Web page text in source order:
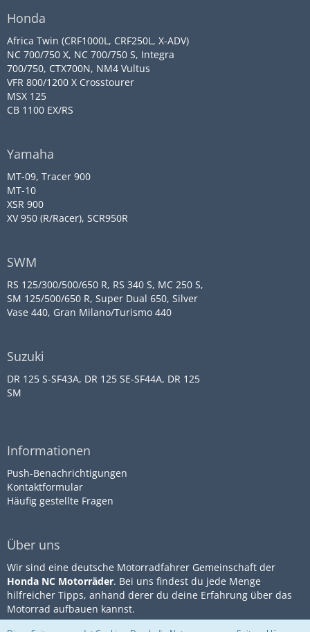
Honda
Africa Twin (CRF1000L, CRF250L, X-ADV)
NC 700/750 X, NC 700/750 S, Integra
700/750, CTX700N, NM4 Vultus
VFR 800/1200 X Crosstourer
MSX 125
CB 1100 EX/RS
Yamaha
MT-09, Tracer 900
MT-10
XSR 900
XV 950 (R/Racer), SCR950R
SWM
RS 125/300/500/650 R, RS 340 S, MC 250 S,
SM 125/500/650 R, Super Dual 650, Silver
Vase 440, Gran Milano/Turismo 440
Suzuki
DR 125 S-SF43A, DR 125 SE-SF44A, DR 125
SM
Informationen
Push-Benachrichtigungen
Kontaktformular
Häufig gestellte Fragen
Über uns
Wir sind eine deutsche Motorradfahrer Gemeinschaft der
Honda NC Motorräder. Bei uns findest du jede Menge
hilfreicher Tipps, anhand derer du deine Erfahrung über das
Motorrad aufbauen kannst.